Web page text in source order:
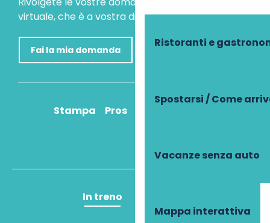
Ristoranti e
Spostarsi / Come
Vacanze senza auto
Mappa interattiva
virtuale, che è a vostra disposizione per aiutarvi.
Fai la mia domanda
Stampa Pros
In treno